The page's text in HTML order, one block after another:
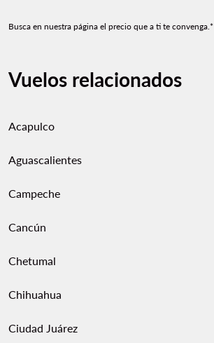
Busca en nuestra página el precio que a ti te convenga.*
Vuelos relacionados
Acapulco
Aguascalientes
Campeche
Cancún
Chetumal
Chihuahua
Ciudad Juárez